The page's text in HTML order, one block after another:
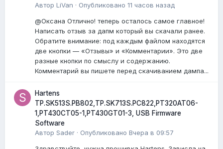
Автор LiVan · Опубликовано 11 часов назад
@Оксана Отлично! теперь осталось самое главное!
Написать отзыв за дапм который вы скачали ранее.
Обратите внимание: под каждым файлом находятся
две кнопки — «Отзывы» и «Комментарии». Это две
разные кнопки по смыслу и содержанию.
Комментарий вы пишете перед скачиванием дампа...
Hartens
TP.SK513S.PB802,TP.SK713S.PC822,PT320AT06-
1,PT430CT05-1,PT430GT01-3, USB Firmware
Software
Автор Sader · Опубликовано Вчера в 09:57